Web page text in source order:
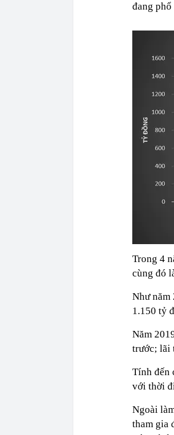
đang
Trong 4
cùng đó
Như năm
1.150 tỷ
Năm
trước; lãi
Tính đến
với thời
Ngoài
tham gia